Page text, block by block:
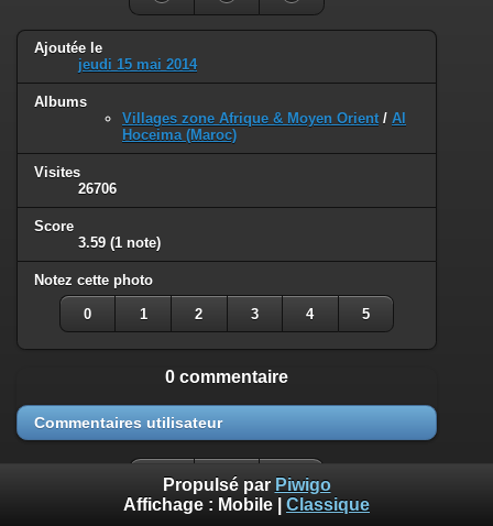
Ajoutée le
jeudi 15 mai 2014
Albums
Villages zone Afrique & Moyen Orient / Al
Hoceima (Maroc)
Visites
26706
Score
3.59 (1 note)
Notez cette photo
0 1 2 3 4 5
0 commentaire
Commentaires utilisateur
Propulsé par Piwigo
Affichage : Mobile Classique